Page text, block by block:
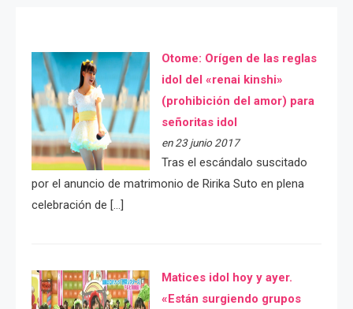
Otome: Orígen de las reglas
idol del «renai kinshi»
(prohibición del amor) para
señoritas idol
en 23 junio 2017
Tras el escándalo suscitado
por el anuncio de matrimonio de Ririka Suto en plena
celebración de […]
Matices idol hoy y ayer.
«Están surgiendo grupos